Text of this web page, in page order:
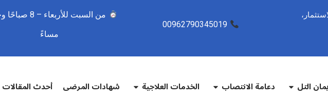
مساءً
التل دعامة الانتصاب الخدمات العلاجية شهادات المرضى أحدث المقالات